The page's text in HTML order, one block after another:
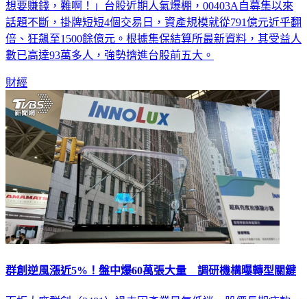
過高，有貨快出」，面對現在破發窘境，他無奈感嘆「短期內
想要賺錢，難啊！」台股近期人氣爆棚，00403A自募集以來
話題不斷，掛牌短短4個交易日，資產規模就從791億元近乎翻
倍、狂飆至1500餘億元。根據集保結算所最新資料，其受益人
財經